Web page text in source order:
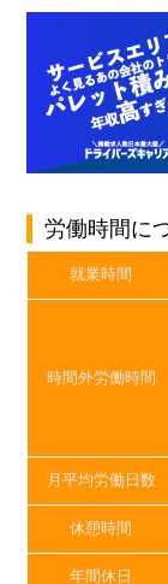
労働時間に
就業時間
時間外労働時間
月平均労働日数
休憩時間
年間休日